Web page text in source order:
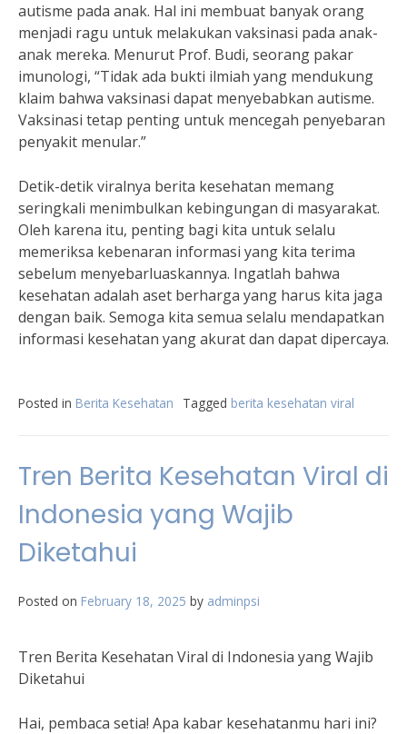
autisme pada anak. Hal ini membuat banyak orang
menjadi ragu untuk melakukan vaksinasi pada anak-
anak mereka. Menurut Prof. Budi, seorang pakar
imunologi, “Tidak ada bukti ilmiah yang mendukung
klaim bahwa vaksinasi dapat menyebabkan autisme.
Vaksinasi tetap penting untuk mencegah penyebaran
penyakit menular.”
Detik-detik viralnya berita kesehatan memang
seringkali menimbulkan kebingungan di masyarakat.
Oleh karena itu, penting bagi kita untuk selalu
memeriksa kebenaran informasi yang kita terima
sebelum menyebarluaskannya. Ingatlah bahwa
kesehatan adalah aset berharga yang harus kita jaga
dengan baik. Semoga kita semua selalu mendapatkan
informasi kesehatan yang akurat dan dapat dipercaya.
Posted in Berita Kesehatan Tagged berita kesehatan viral
Tren Berita Kesehatan Viral di
Indonesia yang Wajib
Diketahui
Posted on February 18, 2025 by adminpsi
Tren Berita Kesehatan Viral di Indonesia yang Wajib
Diketahui
Hai, pembaca setia! Apa kabar kesehatanmu hari ini?